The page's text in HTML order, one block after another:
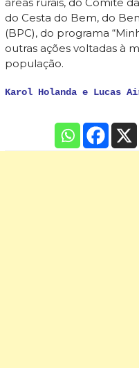
áreas rurais, do Comitê
do Cesta do Bem, do
(BPC), do programa
outras ações voltadas à
população.
Karol Holanda e Lucas